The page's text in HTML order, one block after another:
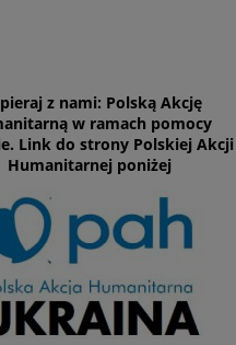
z nami: Polską Akcję
w ramach pomocy
Link do strony Polskiej Akcji
Humanitarnej poniżej